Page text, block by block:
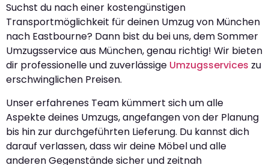
Suchst du nach einer kostengünstigen
Transportmöglichkeit für deinen Umzug von München
nach Eastbourne? Dann bist du bei uns, dem Sommer
Umzugsservice aus München, genau richtig! Wir bieten
dir professionelle und zuverlässige Umzugsservices zu
erschwinglichen Preisen.
Unser erfahrenes Team kümmert sich um alle
Aspekte deines Umzugs, angefangen von der Planung
bis hin zur durchgeführten Lieferung. Du kannst dich
darauf verlassen, dass wir deine Möbel und alle
anderen Gegenstände sicher und zeitnah